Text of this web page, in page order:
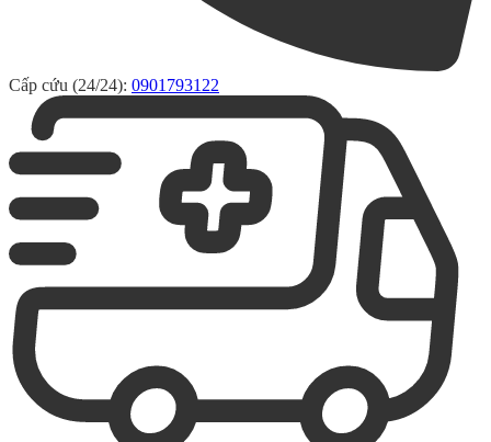
Cấp cứu (24/24): 0901793122